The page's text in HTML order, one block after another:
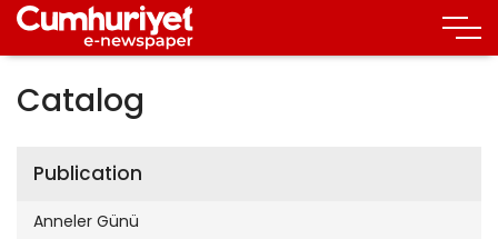
Catalog
Publication
Anneler Günü